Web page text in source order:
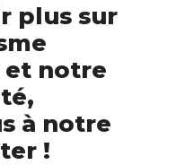
plus sur
et notre
à notre
!